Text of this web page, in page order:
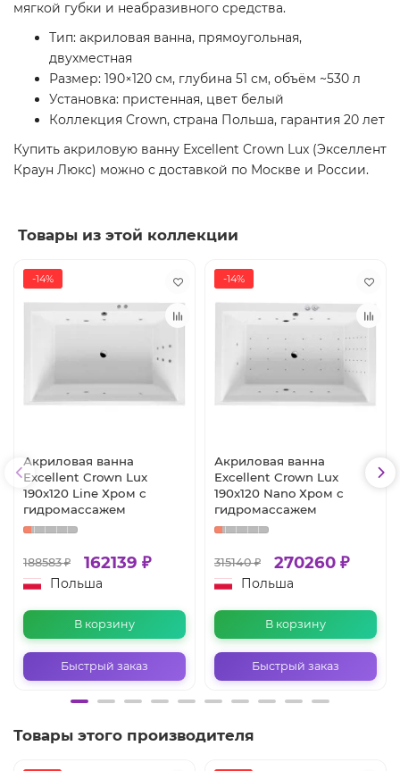
мягкой губки и неабразивного средства.
Тип: акриловая ванна, прямоугольная,
двухместная
Размер: 190×120 см, глубина 51 см, объём ~530 л
Установка: пристенная, цвет белый
Коллекция Crown, страна Польша, гарантия 20 лет
Купить акриловую ванну Excellent Crown Lux (Экселлент
Краун Люкс) можно с доставкой по Москве и России.
Товары из этой коллекции
-14%
Акриловая ванна
Excellent Crown Lux
190x120 Line Хром с
гидромассажем
188583 ₽ 162139 ₽
Польша
В корзину
Быстрый заказ
-14%
Акриловая ванна
Excellent Crown Lux
190x120 Nano Хром с
гидромассажем
315140 ₽ 270260 ₽
Польша
В корзину
Быстрый заказ
Товары этого производителя